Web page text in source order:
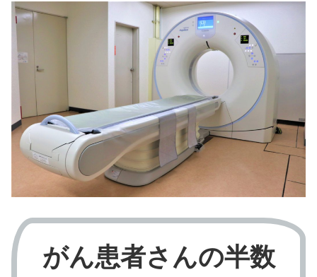
がん患者さんの半数